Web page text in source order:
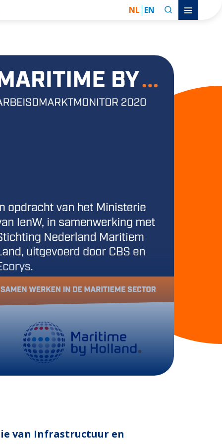
NL EN
van Infrastructuur en